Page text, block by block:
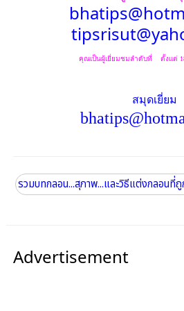
คุณเป็นผู้เยี่ยมชมลำดับที่ ตั้งแต่
สมุดเยี่ยม
รวมบทกลอน...สุภาพ...และวิธีแต่งกลอนที่
Advertisement